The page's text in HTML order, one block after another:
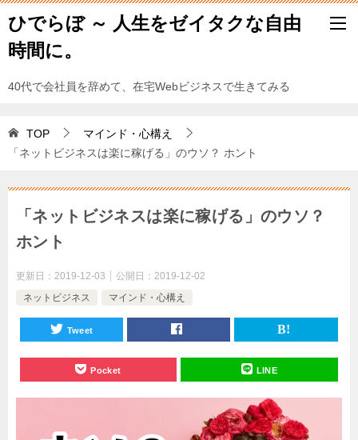
ひでらぼ ～ 人生をゼイタクな自由
時間に。
40代で会社員を辞めて、在宅Webビジネスで生きてみる
TOP
マインド・心構え
「ネットビジネスは楽に稼げる」のウソ？ ホント
「ネットビジネスは楽に稼げる」のウソ？
ホント
更新日： 2019-12-03 公開日： 2019-12-02
ネットビジネス
マインド・心構え
Tweet
Pocket LINE